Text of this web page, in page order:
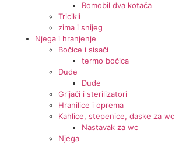
Romobil dva kotača
Tricikli
zima i snijeg
Njega i hranjenje
Bočice i sisači
termo bočica
Dude
Dude
Grijači i sterilizatori
Hranilice i oprema
Kahlice, stepenice, daske za wc
Nastavak za wc
Njega